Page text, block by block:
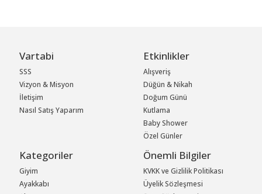
Vartabi
SSS
Vizyon & Misyon
İletişim
Nasıl Satış Yaparım
Etkinlikler
Alışveriş
Düğün & Nikah
Doğum Günü
Kutlama
Baby Shower
Özel Günler
Kategoriler
Giyim
Ayakkabı
Önemli Bilgiler
KVKK ve Gizlilik Politikası
Üyelik Sözleşmesi